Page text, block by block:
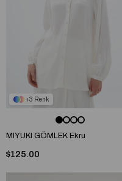
3
MIYUKI GÖMLEK Ekru
$125.00